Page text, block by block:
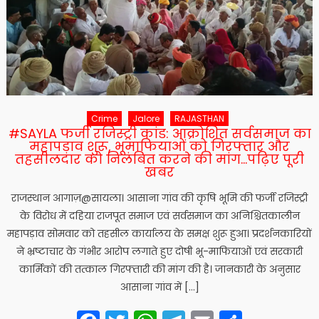
Crime Jalore RAJASTHAN
#SAYLA फर्जी रजिस्ट्री कांड: आक्रोशित सर्वसमाज का
महापड़ाव शुरू, भूमाफियाओं को गिरफ्तार और
तहसीलदार को निलंबित करने की मांग…पढ़िए पूरी
खबर
राजस्थान आगाज़@​सायला। आसाना गांव की कृषि भूमि की फर्जी रजिस्ट्री
के विरोध में दहिया राजपूत समाज एवं सर्वसमाज का अनिश्चितकालीन
महापड़ाव सोमवार को तहसील कार्यालय के समक्ष शुरू हुआ। प्रदर्शनकारियों
ने भ्रष्टाचार के गंभीर आरोप लगाते हुए दोषी भू-माफियाओं एवं सरकारी
कार्मिकों की तत्काल गिरफ्तारी की मांग की है। ​जानकारी के अनुसार
आसाना गांव में […]